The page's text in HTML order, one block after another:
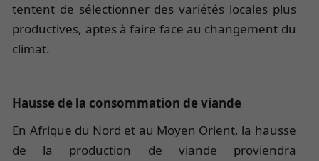
tentent de sélectionner des variétés locales plus
productives, aptes à faire face au changement du
climat.
Hausse de la consommation de viande
En Afrique du Nord et au Moyen Orient, la hausse
de la production de viande proviendra